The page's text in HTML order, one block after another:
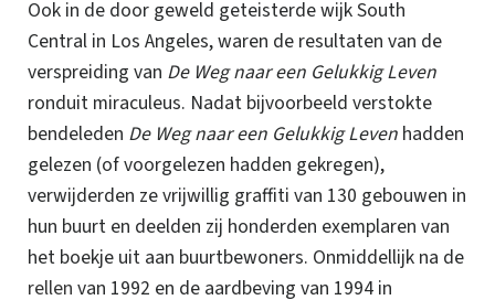
Ook in de door geweld geteisterde wijk South
Central in Los Angeles, waren de resultaten van de
verspreiding van De Weg naar een Gelukkig Leven
ronduit miraculeus. Nadat bijvoorbeeld verstokte
bendeleden De Weg naar een Gelukkig Leven hadden
gelezen (of voorgelezen hadden gekregen),
verwijderden ze vrijwillig graffiti van 130 gebouwen in
hun buurt en deelden zij honderden exemplaren van
het boekje uit aan buurtbewoners. Onmiddellijk na de
rellen van 1992 en de aardbeving van 1994 in